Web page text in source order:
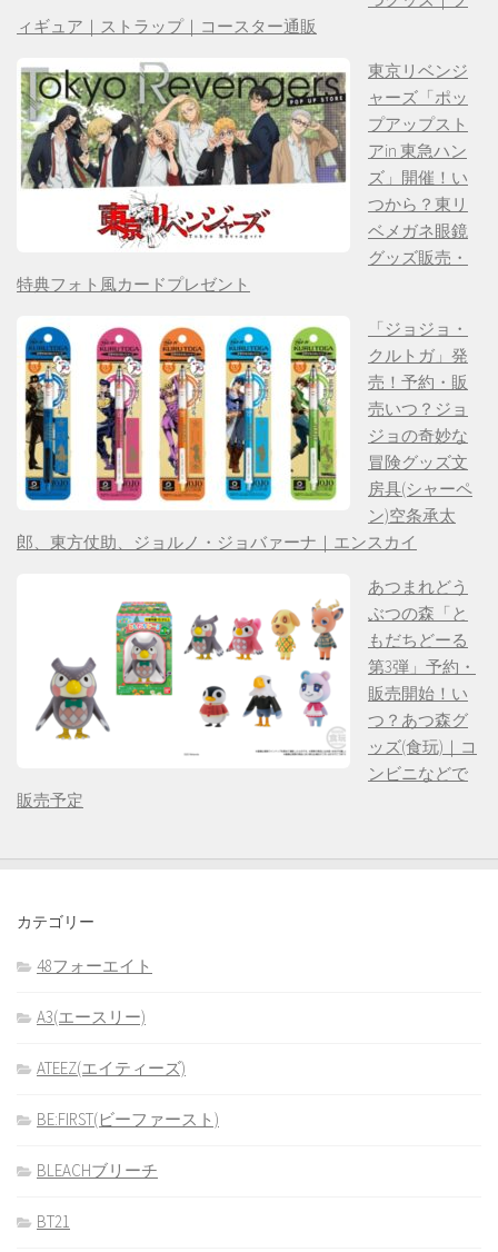
ィギュア｜ストラップ｜コースター通販
東京リベンジ
ャーズ「ポッ
プアップスト
アin 東急ハン
ズ」開催！い
つから？東リ
ベメガネ眼鏡
グッズ販売・
特典フォト風カードプレゼント
「ジョジョ・
クルトガ」発
売！予約・販
売いつ？ジョ
ジョの奇妙な
冒険グッズ文
房具(シャーペ
ン)空条承太
郎、東方仗助、ジョルノ・ジョバァーナ｜エンスカイ
あつまれどう
ぶつの森「と
もだちどーる
第3弾」予約・
販売開始！い
つ？あつ森グ
ッズ(食玩)｜コ
ンビニなどで
販売予定
カテゴリー
48フォーエイト
A3(エースリー)
ATEEZ(エイティーズ)
BE:FIRST(ビーファースト)
BLEACHブリーチ
BT21